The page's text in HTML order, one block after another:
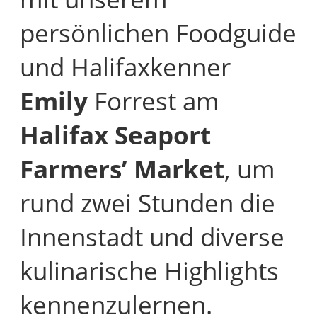
persönlichen Foodguide
und Halifaxkenner
Emily Forrest am
Halifax Seaport
Farmers’ Market, um
rund zwei Stunden die
Innenstadt und diverse
kulinarische Highlights
kennenzulernen.